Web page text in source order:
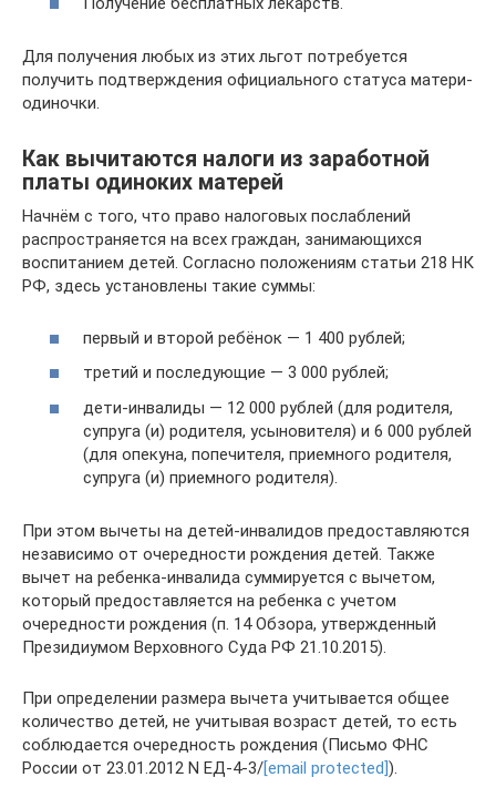
Для получения любых из этих льгот потребуется
получить подтверждения официального статуса матери-
одиночки.
Как вычитаются налоги из заработной
платы одиноких матерей
Начнём с того, что право налоговых послаблений
распространяется на всех граждан, занимающихся
воспитанием детей. Согласно положениям статьи 218 НК
РФ, здесь установлены такие суммы:
первый и второй ребёнок — 1 400 рублей;
третий и последующие — 3 000 рублей;
дети-инвалиды — 12 000 рублей (для родителя,
супруга (и) родителя, усыновителя) и 6 000 рублей
(для опекуна, попечителя, приемного родителя,
супруга (и) приемного родителя).
При этом вычеты на детей-инвалидов предоставляются
независимо от очередности рождения детей. Также
вычет на ребенка-инвалида суммируется с вычетом,
который предоставляется на ребенка с учетом
очередности рождения (п. 14 Обзора, утвержденный
Президиумом Верховного Суда РФ 21.10.2015).
При определении размера вычета учитывается общее
количество детей, не учитывая возраст детей, то есть
соблюдается очередность рождения (Письмо ФНС
России от 23.01.2012 N ЕД-4-3/[email protected]).